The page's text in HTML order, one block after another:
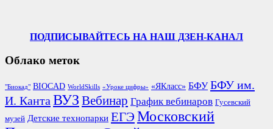
ПОДПИСЫВАЙТЕСЬ НА НАШ ДЗЕН-КАНАЛ
Облако меток
"Биокад" BIOCAD WorldSkills «Уроке цифры» «ЯКласс» БФУ БФУ им.
И. КантаВУЗ Вебинар График вебинаров Гусевский
музей Детские технопарки ЕГЭ Московский